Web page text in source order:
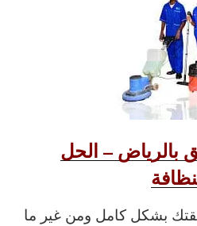
– الحل
بشكل كامل ومن غير ما